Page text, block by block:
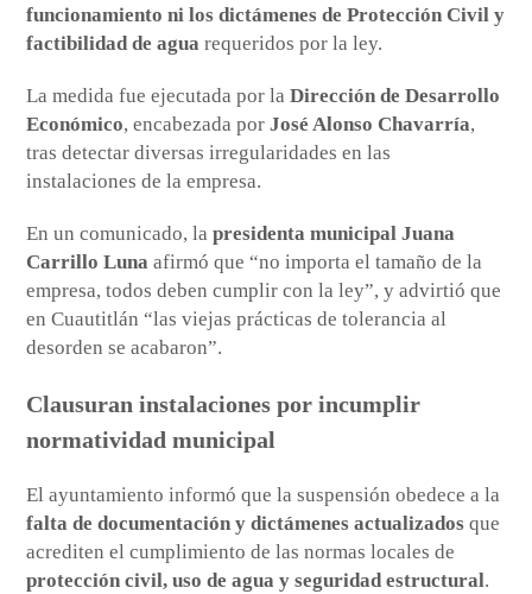
funcionamiento ni los dictámenes de Protección Civil y
factibilidad de agua requeridos por la ley.
La medida fue ejecutada por laDirección de Desarrollo
Económico, encabezada porJosé Alonso Chavarría,
tras detectar diversas irregularidades en las
instalaciones de la empresa.
En un comunicado, lapresidenta municipal Juana
Carrillo Luna afirmó que “no importa el tamaño de la
empresa, todos deben cumplir con la ley”, y advirtió que
en Cuautitlán “las viejas prácticas de tolerancia al
desorden se acabaron”.
Clausuran instalaciones por incumplir
normatividad municipal
El ayuntamiento informó que la suspensión obedece a la
falta de documentación y dictámenes actualizados que
acrediten el cumplimiento de las normas locales de
protección civil, uso de agua y seguridad estructural.